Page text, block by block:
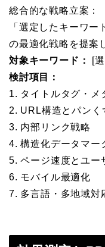
総合的な戦略立案：
「選定したキーワ
の最適化戦略を提案
対象キーワード：
[
検討項目：
1. タイトルタグ・メ
2. URL構造とパンく
3. 内部リンク戦略
4. 構造化データマー
5. ページ速度とユー
6. モバイル最適化
7. 多言語・多地域対